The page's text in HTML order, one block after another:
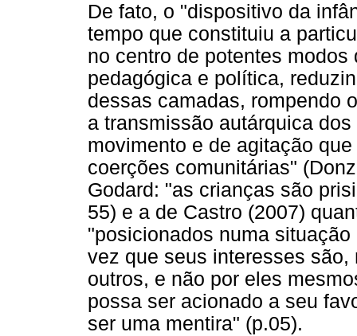
De fato, o "dispositivo da
tempo que constituiu a
no centro de potentes
pedagógica e política,
dessas camadas, rompendo
a transmissão autárquica
movimento e de agitação
coerções comunitárias"
Godard: "as crianças são
55) e a de Castro (2007)
"posicionados numa
vez que seus interesses
outros, e não por eles
possa ser acionado a seu
ser uma mentira" (p.05).